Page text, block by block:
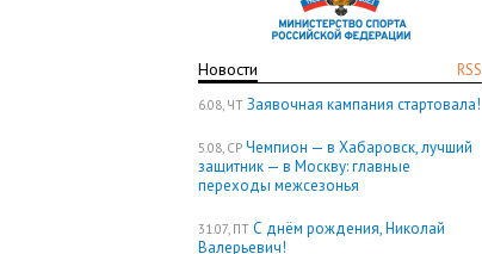
RSS
Новости
6.08, ЧТ Заявочная кампания стартовала!
5.08, СР Чемпион — в Хабаровск, лучший
защитник — в Москву: главные
переходы межсезонья
31.07, ПТ С днём рождения, Николай
Валерьевич!